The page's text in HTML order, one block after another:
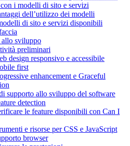
i modelli di sito e servizi
dell’utilizzo dei modelli
di sito e servizi disponibili
sviluppo
preliminari
design responsivo e accessibile
first
enhancement e Graceful
supporto allo sviluppo del software
detection
le feature disponibili con Can I
e risorse per CSS e JavaScript
browser